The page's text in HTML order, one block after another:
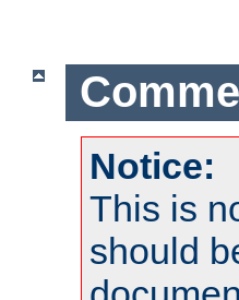
Notice:
This is
should